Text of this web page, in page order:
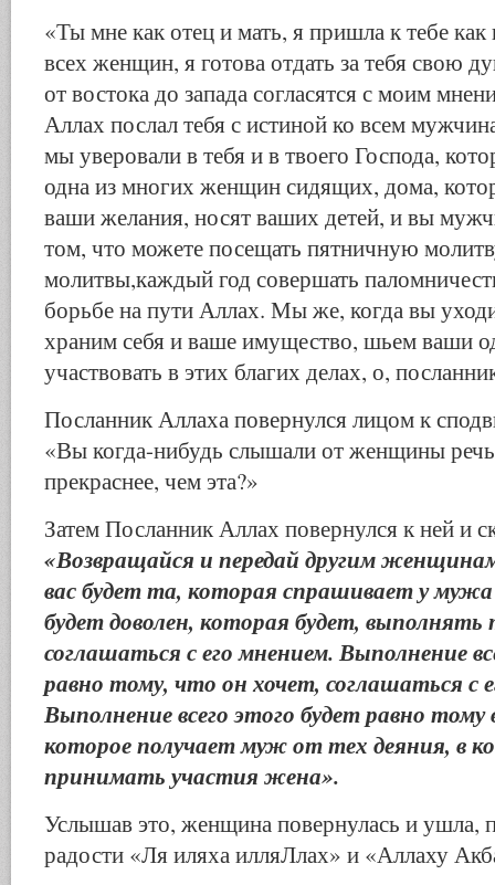
«Ты мне как отец и мать, я пришла к тебе как
всех женщин, я готова отдать за тебя свою
от востока до запада согласятся с моим
Аллах послал тебя с истиной ко всем
мы уверовали в тебя и в твоего Господа,
одна из многих женщин сидящих, дома,
ваши желания, носят ваших детей, и вы
том, что можете посещать пятничную
молитвы,каждый год совершать
борьбе на пути Аллах. Мы же, когда вы
храним себя и ваше имущество, шьем ваши
участвовать в этих благих делах, о,
Посланник Аллаха повернулся лицом к
«Вы когда-нибудь слышали от женщины
прекраснее, чем эта?»
Затем Посланник Аллах повернулся к ней и
«Возвращайся и передай другим
вас будет та, которая спрашивает у
будет доволен, которая будет,
соглашаться с его мнением. Выполнение
равно тому, что он хочет, соглашаться с
Выполнение всего этого будет равно
которое получает муж от тех деяния, в
принимать участия жена».
Услышав это, женщина повернулась и ушла,
радости «Ля иляха илляЛлах» и «Аллаху